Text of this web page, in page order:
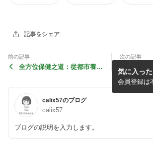
記事をシェア
前の記事
全方位保健之道：從都市養生
次の記事
身體記憶的
看台中文
calix57のブログ
calix57
ブログの説明を入力します。
気に入っ
会員登録は